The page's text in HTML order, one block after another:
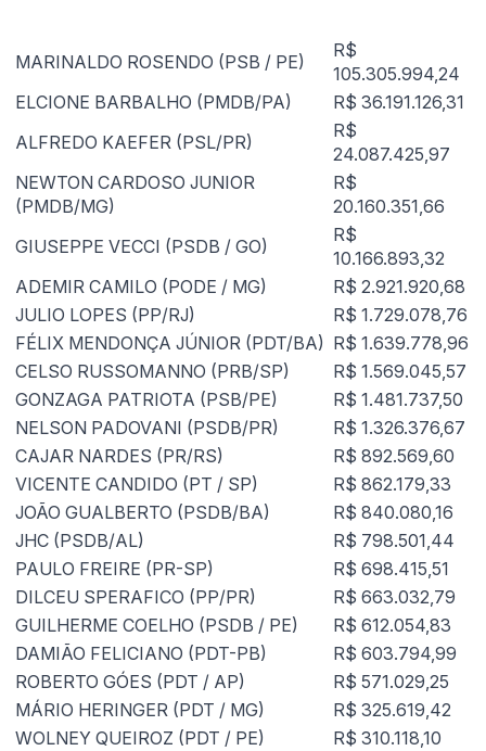
MARINALDO ROSENDO (PSB / PE)
R$
105.305.994,24
ELCIONE BARBALHO (PMDB/PA)
R$ 36.191.126,31
ALFREDO KAEFER (PSL/PR)
R$
24.087.425,97
NEWTON CARDOSO JUNIOR
(PMDB/MG)
R$
20.160.351,66
GIUSEPPE VECCI (PSDB / GO)
R$
10.166.893,32
ADEMIR CAMILO (PODE / MG)
R$ 2.921.920,68
JULIO LOPES (PP/RJ)
R$ 1.729.078,76
FÉLIX MENDONÇA JÚNIOR (PDT/BA) R$ 1.639.778,96
CELSO RUSSOMANNO (PRB/SP)
R$ 1.569.045,57
GONZAGA PATRIOTA (PSB/PE)
R$ 1.481.737,50
NELSON PADOVANI (PSDB/PR)
R$ 1.326.376,67
CAJAR NARDES (PR/RS)
R$ 892.569,60
VICENTE CANDIDO (PT / SP)
R$ 862.179,33
JOÃO GUALBERTO (PSDB/BA)
R$ 840.080,16
JHC (PSDB/AL)
R$ 798.501,44
PAULO FREIRE (PR-SP)
R$ 698.415,51
DILCEU SPERAFICO (PP/PR)
R$ 663.032,79
GUILHERME COELHO (PSDB / PE)
R$ 612.054,83
DAMIÃO FELICIANO (PDT-PB)
R$ 603.794,99
ROBERTO GÓES (PDT / AP)
R$ 571.029,25
MÁRIO HERINGER (PDT / MG)
R$ 325.619,42
WOLNEY QUEIROZ (PDT / PE)
R$ 310.118,10